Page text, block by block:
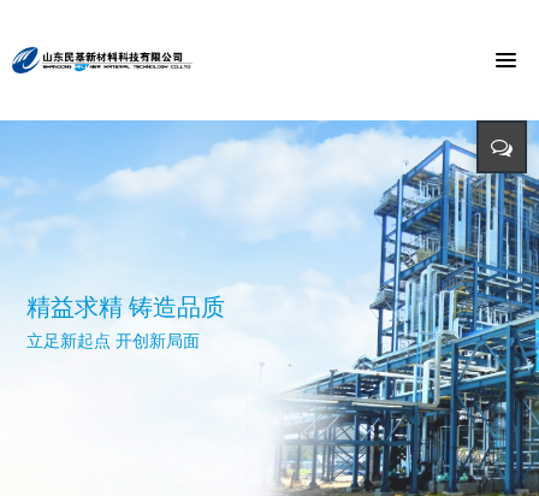
招标公告
招标详情及投标方式请点击查询（测试）
打造氯乙酸世界第一品牌
迈向世界价值链高端 打造世界精细化工绿色基地 创造氯乙酸国际
与时俱进 与市俱进 与世俱进
依靠科技创新 发展循环经济
精益求精 铸造品质
立足新起点 开创新局面
节能环保 捍卫能源